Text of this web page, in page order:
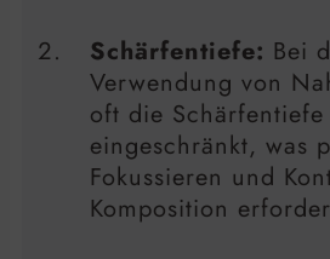
Schärfentiefe: Bei
Verwendung von
oft die Schärfentiefe
eingeschränkt, was
Fokussieren und
Komposition